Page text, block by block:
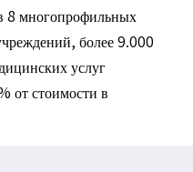
8 многопрофильных
более 9.000
услуг
от стоимости в